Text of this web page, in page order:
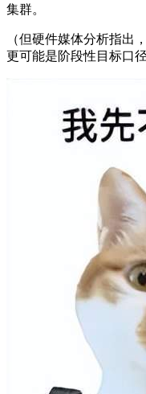
集群。
（但硬件媒体分析指出
更可能是阶段性目标口径